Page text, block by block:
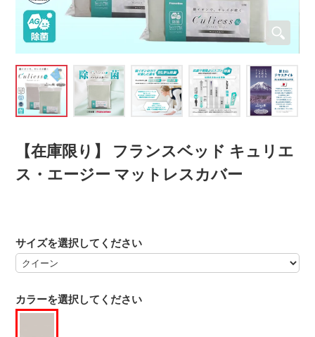
【在庫限り】 フランスベッド キュリエ
ス・エージー マットレスカバー
カラーを選択してください
サイズを選択してください